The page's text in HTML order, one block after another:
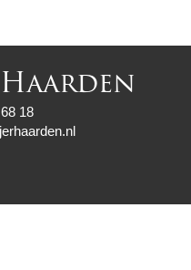
18